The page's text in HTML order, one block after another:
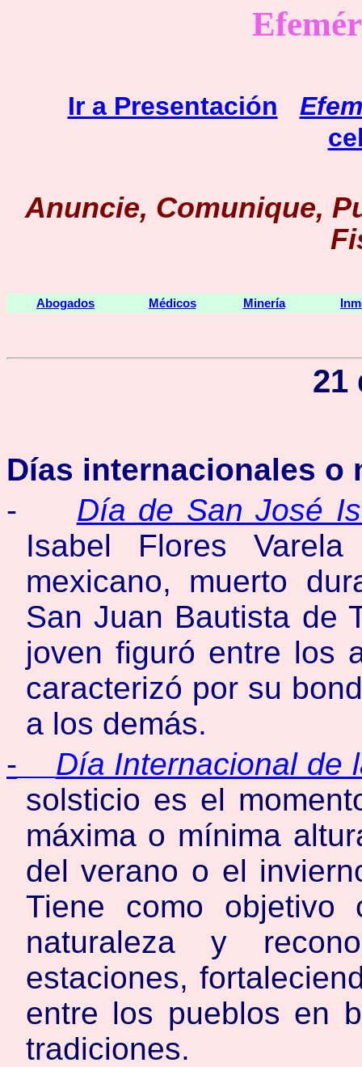
Ir a Presentación
Anuncie, Comunique,
Abogados Médicos Minería
21
Días internacionales o
-
Día de San José
Isabel Flores
mexicano, muerto
San Juan Bautista de
joven figuró entre los
caracterizó por su
a los demás.
-
Día Internacional de
solsticio es el
máxima o mínima
del verano o el
Tiene como objetivo
naturaleza y
estaciones,
entre los pueblos en
tradiciones.